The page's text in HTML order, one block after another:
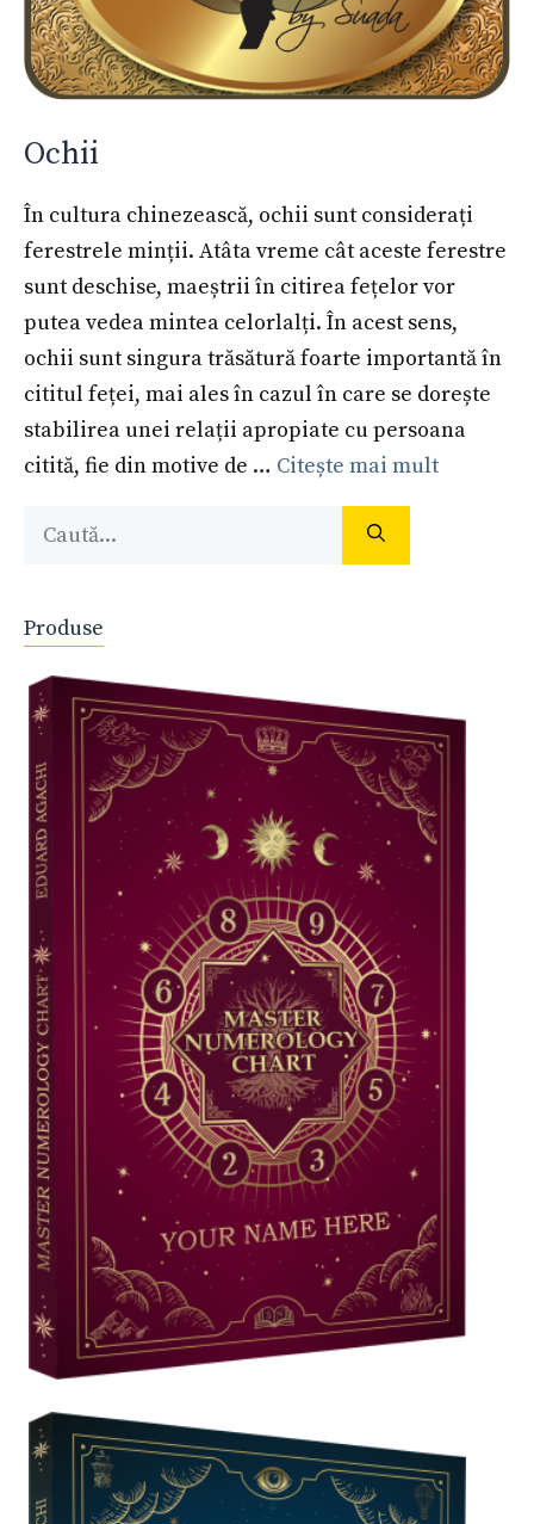
Ochii
În cultura chinezească, ochii sunt considerați
ferestrele minții. Atâta vreme cât aceste ferestre
sunt deschise, maeștrii în citirea fețelor vor
putea vedea mintea celorlalți. În acest sens,
ochii sunt singura trăsătură foarte importantă în
cititul feței, mai ales în cazul în care se dorește
stabilirea unei relații apropiate cu persoana
citită, fie din motive de … Citește mai mult
Caută
Produse